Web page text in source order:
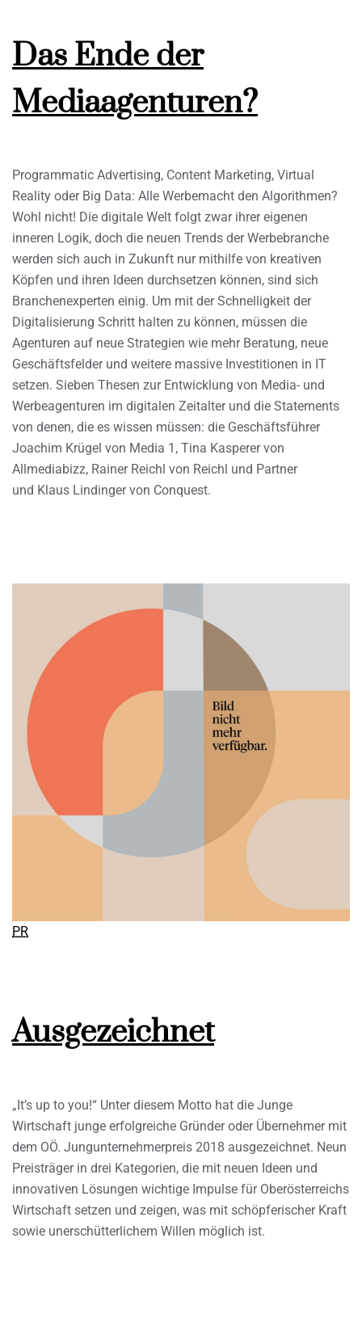
Das Ende der
Mediaagenturen?
Programmatic Advertising, Content Marketing, Virtual
Reality oder Big Data: Alle Werbemacht den Algorithmen?
Wohl nicht! Die digitale Welt folgt zwar ihrer eigenen
inneren Logik, doch die neuen Trends der Werbebranche
werden sich auch in Zukunft nur mithilfe von kreativen
Köpfen und ihren Ideen durchsetzen können, sind sich
Branchenexperten einig. Um mit der Schnelligkeit der
Digitalisierung Schritt halten zu können, müssen die
Agenturen auf neue Strategien wie mehr Beratung, neue
Geschäftsfelder und weitere massive Investitionen in IT
setzen. Sieben Thesen zur Entwicklung von Media- und
Werbeagenturen im digitalen Zeitalter und die Statements
von denen, die es wissen müssen: die Geschäftsführer
Joachim Krügel von Media 1, Tina Kasperer von
Allmediabizz, Rainer Reichl von Reichl und Partner
und Klaus Lindinger von Conquest.
PR
Ausgezeichnet
„It’s up to you!“ Unter diesem Motto hat die Junge
Wirtschaft junge erfolgreiche Gründer oder Übernehmer mit
dem OÖ. Jungunternehmerpreis 2018 ausgezeichnet. Neun
Preisträger in drei Kategorien, die mit neuen Ideen und
innovativen Lösungen wichtige Impulse für Oberösterreichs
Wirtschaft setzen und zeigen, was mit schöpferischer Kraft
sowie unerschütterlichem Willen möglich ist.